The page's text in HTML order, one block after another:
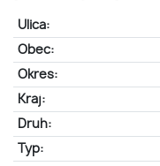
Ulica:
Obec:
Okres:
Kraj:
Druh:
Typ: